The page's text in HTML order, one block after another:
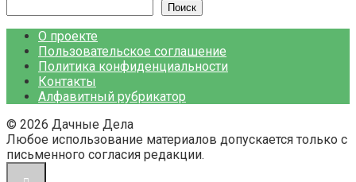
Поиск
О проекте
Пользовательское соглашение
Политика конфиденциальности
Контакты
Алфавитный рубрикатор
© 2026 Дачные Дела
Любое использование материалов допускается только с
письменного согласия редакции.